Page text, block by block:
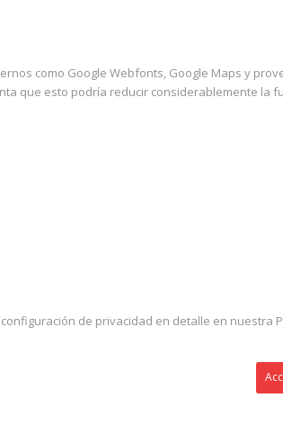
como Google Webfonts, Google Maps y
que esto podría reducir considerablemente la
de privacidad en detalle en nuestra